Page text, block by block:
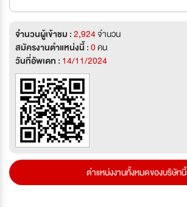
จำนวนผู้เข้าชม :2,924จำนวน
สมัครงานตำแหน่งนี้ :0คน
วันที่อัพเดท : 14/11/2024
ตำแหน่งงานทั้งหมดของบริษัทนี้